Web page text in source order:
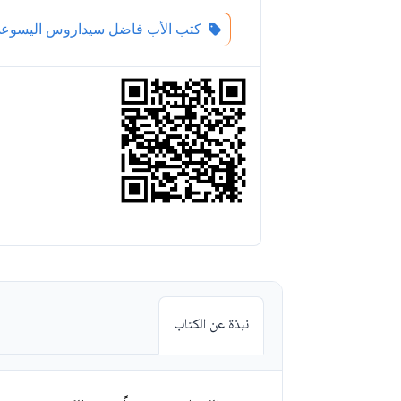
كتب الأب فاضل سيداروس
نبذة عن الكتاب